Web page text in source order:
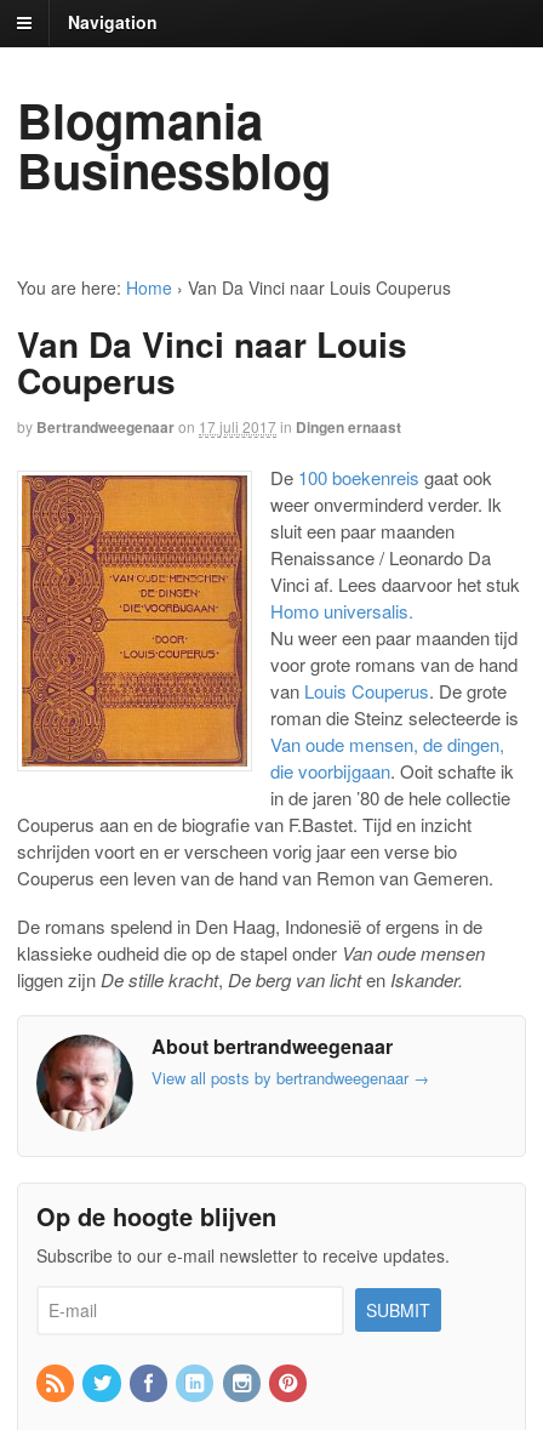
Navigation
Blogmania
Businessblog
You are here: Home › Van Da Vinci naar Louis Couperus
Van Da Vinci naar Louis
Couperus
by Bertrandweegenaaron 17 juli 2017in Dingen ernaast
De 100 boekenreis gaat ook
weer onverminderd verder. Ik
sluit een paar maanden
Renaissance / Leonardo Da
Vinci af. Lees daarvoor het stuk
Homo universalis.
Nu weer een paar maanden tijd
voor grote romans van de hand
van Louis Couperus. De grote
roman die Steinz selecteerde is
Van oude mensen, de dingen,
die voorbijgaan. Ooit schafte ik
in de jaren ’80 de hele collectie
Couperus aan en de biografie van F.Bastet. Tijd en inzicht
schrijden voort en er verscheen vorig jaar een verse bio
Couperus een leven van de hand van Remon van Gemeren.
De romans spelend in Den Haag, Indonesië of ergens in de
klassieke oudheid die op de stapel onder Van oude mensen
liggen zijn De stille kracht, De berg van lichten Iskander.
About bertrandweegenaar
View all posts by bertrandweegenaar →
Op de hoogte blijven
Subscribe to our e-mail newsletter to receive updates.